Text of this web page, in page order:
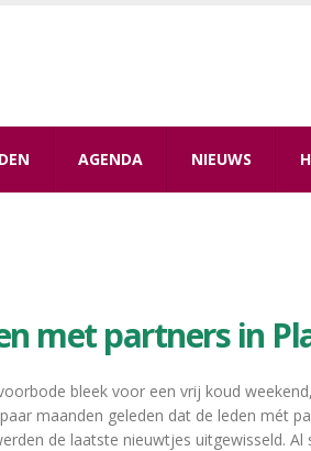
AGENDA NIEUWS
met partners in
bleek voor een vrij koud
maanden geleden dat de leden mét
de laatste nieuwtjes uitgewisseld.